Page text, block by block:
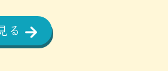
る